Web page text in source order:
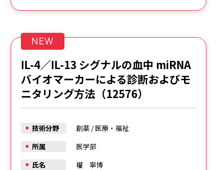
NEW
IL-4／IL-13 シグナルの血中 miRNA
バイオマーカーによる診断およびモ
ニタリング方法（12576）
技術分野 創薬/医療・福祉
所属
医学部
氏名
權 寧博